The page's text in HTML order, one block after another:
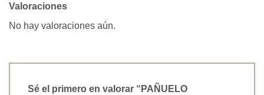
Valoraciones
No hay valoraciones aún.
Sé el primero en valorar “PAÑUELO